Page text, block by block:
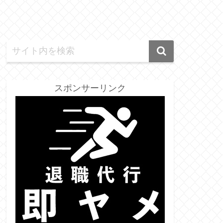
スポンサーリンク